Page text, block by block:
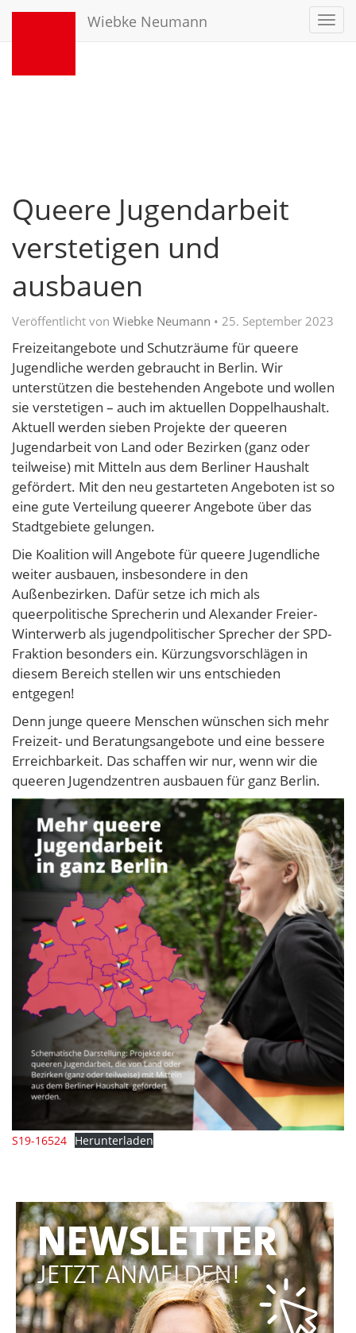
Wiebke Neumann
Queere Jugendarbeit
verstetigen und
ausbauen
Veröffentlicht von Wiebke Neumann • 25. September 2023
Freizeitangebote und Schutzräume für queere
Jugendliche werden gebraucht in Berlin. Wir
unterstützen die bestehenden Angebote und wollen
sie verstetigen – auch im aktuellen Doppelhaushalt.
Aktuell werden sieben Projekte der queeren
Jugendarbeit von Land oder Bezirken (ganz oder
teilweise) mit Mitteln aus dem Berliner Haushalt
gefördert. Mit den neu gestarteten Angeboten ist so
eine gute Verteilung queerer Angebote über das
Stadtgebiete gelungen.
Die Koalition will Angebote für queere Jugendliche
weiter ausbauen, insbesondere in den
Außenbezirken. Dafür setze ich mich als
queerpolitische Sprecherin und Alexander Freier-
Winterwerb als jugendpolitischer Sprecher der SPD-
Fraktion besonders ein. Kürzungsvorschlägen in
diesem Bereich stellen wir uns entschieden
entgegen!
Denn junge queere Menschen wünschen sich mehr
Freizeit- und Beratungsangebote und eine bessere
Erreichbarkeit. Das schaffen wir nur, wenn wir die
queeren Jugendzentren ausbauen für ganz Berlin.
S19-16524 Herunterladen